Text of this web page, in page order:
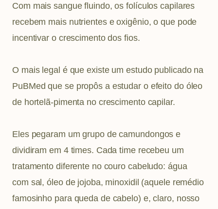
Com mais sangue fluindo, os folículos capilares
recebem mais nutrientes e oxigênio, o que pode
incentivar o crescimento dos fios.
O mais legal é que existe um estudo publicado na
PuBMed que se propôs a estudar o efeito do óleo
de hortelã-pimenta no crescimento capilar.
Eles pegaram um grupo de camundongos e
dividiram em 4 times. Cada time recebeu um
tratamento diferente no couro cabeludo: água
com sal, óleo de jojoba, minoxidil (aquele remédio
famosinho para queda de cabelo) e, claro, nosso